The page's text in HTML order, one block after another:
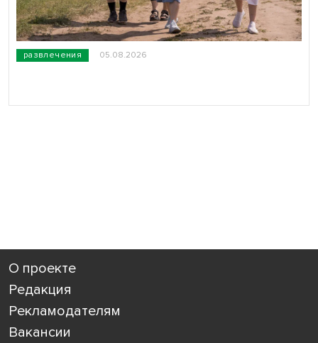
развлечения 05.08.2026
О проекте
Редакция
Рекламодателям
Вакансии